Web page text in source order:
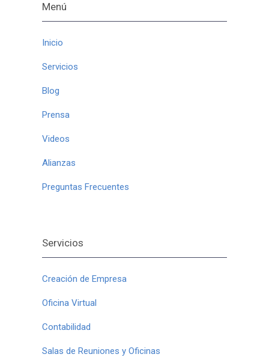
Menú
Inicio
Servicios
Blog
Prensa
Videos
Alianzas
Preguntas Frecuentes
Servicios
Creación de Empresa
Oficina Virtual
Contabilidad
Salas de Reuniones y Oficinas